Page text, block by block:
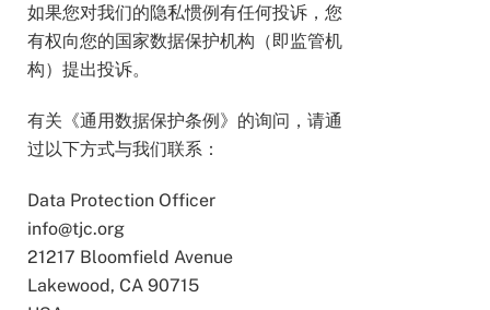
如果您对我们的隐私惯例有任何投诉，您
有权向您的国家数据保护机构（即监管机
构）提出投诉。
有关《通用数据保护条例》的询问，请通
过以下方式与我们联系：
Data Protection Officer
info@tjc.org
21217 Bloomfield Avenue
Lakewood, CA 90715